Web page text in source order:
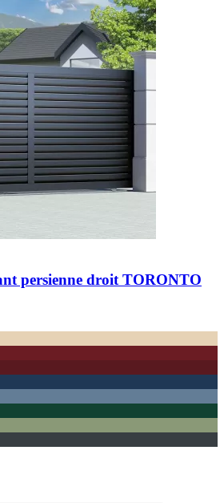
persienne droit TORONTO